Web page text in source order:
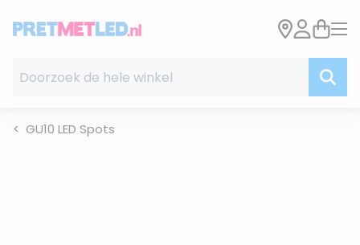
GU10 LED Spots